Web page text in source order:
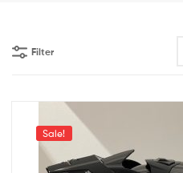
Filter
Sale!